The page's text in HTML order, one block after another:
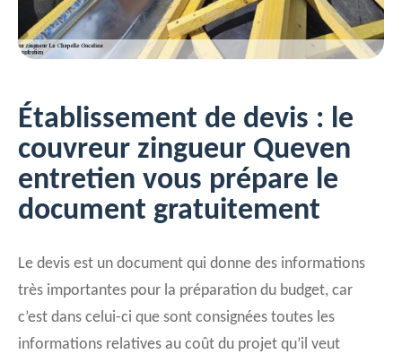
Établissement de devis : le
couvreur zingueur Queven
entretien vous prépare le
document gratuitement
Le devis est un document qui donne des informations
très importantes pour la préparation du budget, car
c’est dans celui-ci que sont consignées toutes les
informations relatives au coût du projet qu’il veut